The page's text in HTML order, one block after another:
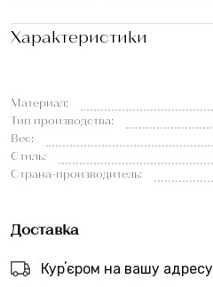
Характеристики
Материал:
Тип производства:
Вес:
Стиль:
Страна-производитель:
Доставка
Курʼєром на вашу адресу